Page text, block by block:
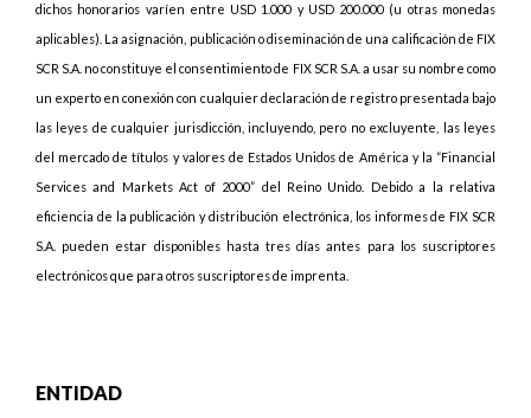
dichos honorarios varíen entre USD 1.000 y USD 200.000 (u otras monedas
aplicables). La asignación, publicación o diseminación de una calificación de FIX
SCR S.A. no constituye el consentimiento de FIX SCR S.A. a usar su nombre como
un experto en conexión con cualquier declaración de registro presentada bajo
las leyes de cualquier jurisdicción, incluyendo, pero no excluyente, las leyes
del mercado de títulos y valores de Estados Unidos de América y la “Financial
Services and Markets Act of 2000” del Reino Unido. Debido a la relativa
eficiencia de la publicación y distribución electrónica, los informes de FIX SCR
S.A. pueden estar disponibles hasta tres días antes para los suscriptores
electrónicos que para otros suscriptores de imprenta.
ENTIDAD